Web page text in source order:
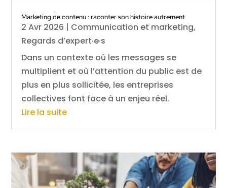
Marketing de contenu : raconter son histoire autrement
2 Avr 2026 | Communication et marketing,
Regards d’expert·e·s
Dans un contexte où les messages se
multiplient et où l’attention du public est de
plus en plus sollicitée, les entreprises
collectives font face à un enjeu réel.
Lire la suite